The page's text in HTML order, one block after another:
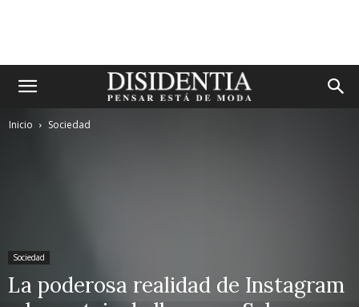
Inicio Sociedad
Sociedad
La poderosa realidad de Instagram